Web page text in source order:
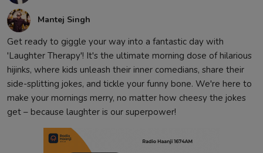
Mantej Singh
Get ready to giggle your way into a fantastic day with
'Laughter Therapy'! It's the ultimate morning dose of hilarious
hijinks, where kids unleash their inner comedians, share their
side-splitting jokes, and tickle your funny bone. We're here to
make your mornings merry, no matter how cheesy the jokes
get – because laughter is our superpower!